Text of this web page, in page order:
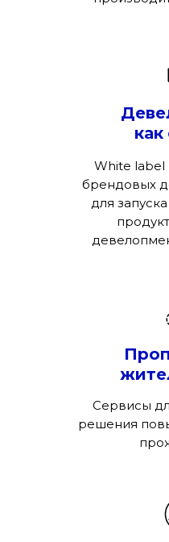
White
брендовых
для
как
Cервисы
решения